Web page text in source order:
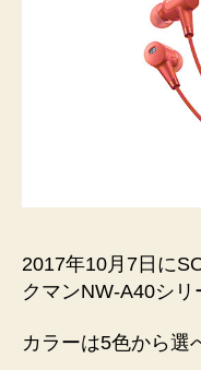
2017年10月7日に
クマンNW-A40シリ
カラーは5色から選